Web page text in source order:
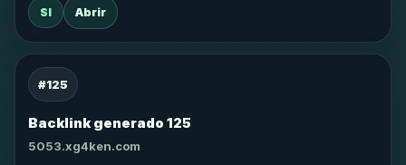
SI Abrir
#125
Backlink generado 125
5053.xg4ken.com